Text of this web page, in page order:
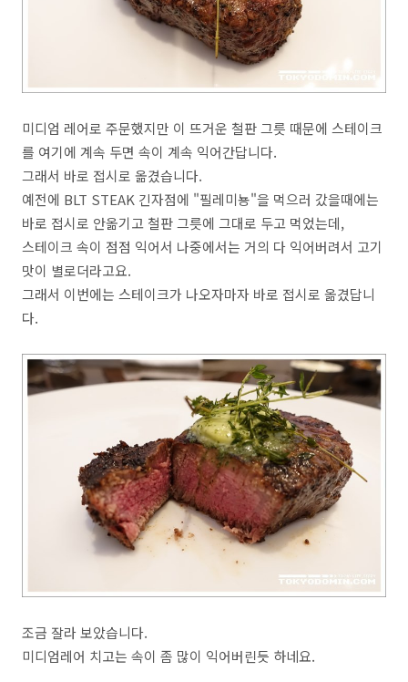
미디엄 레어로 주문했지만 이 뜨거운 철판 그릇 때문에 스테이크
를 여기에 계속 두면 속이 계속 익어간답니다.
그래서 바로 접시로 옮겼습니다.
예전에 BLT STEAK 긴자점에 "필레미뇽"을 먹으러 갔을때에는
바로 접시로 안옮기고 철판 그릇에 그대로 두고 먹었는데,
스테이크 속이 점점 익어서 나중에서는 거의 다 익어버려서 고기
맛이 별로더라고요.
그래서 이번에는 스테이크가 나오자마자 바로 접시로 옮겼답니
다.
조금 잘라 보았습니다.
미디엄레어 치고는 속이 좀 많이 익어버린듯 하네요.